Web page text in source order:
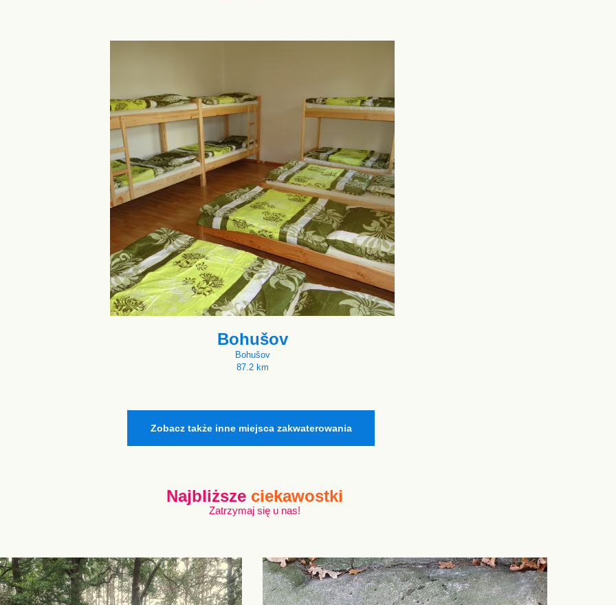
Bohušov
Bohušov
87.2 km
Zobacz także inne miejsca zakwaterowania
Najbliższe ciekawostki
Zatrzymaj się u nas!